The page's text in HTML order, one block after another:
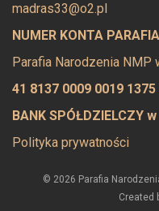
madras33@o2.pl
NUMER KONTA
Parafia Narodzenia NMP
41 8137 0009 0019
BANK SPÓŁDZIELCZY
Polityka prywatności
© 2026 Parafia
Created